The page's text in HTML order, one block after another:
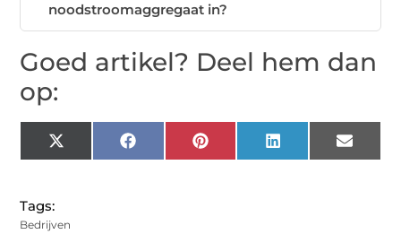
noodstroomaggregaat in?
Goed artikel? Deel hem dan
op:
X
(Twitter)
Facebook Pinterest LinkedIn Email
Tags:
Bedrijven